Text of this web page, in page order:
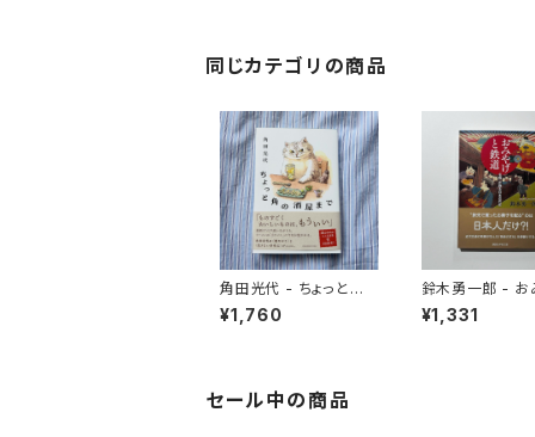
同じカテゴリの商品
角田光代 - ちょっと角
の酒屋まで
¥1,760
鈴木勇一郎 - お
と鉄道 「名物」が語る日
本近代史
¥1,331
セール中の商品